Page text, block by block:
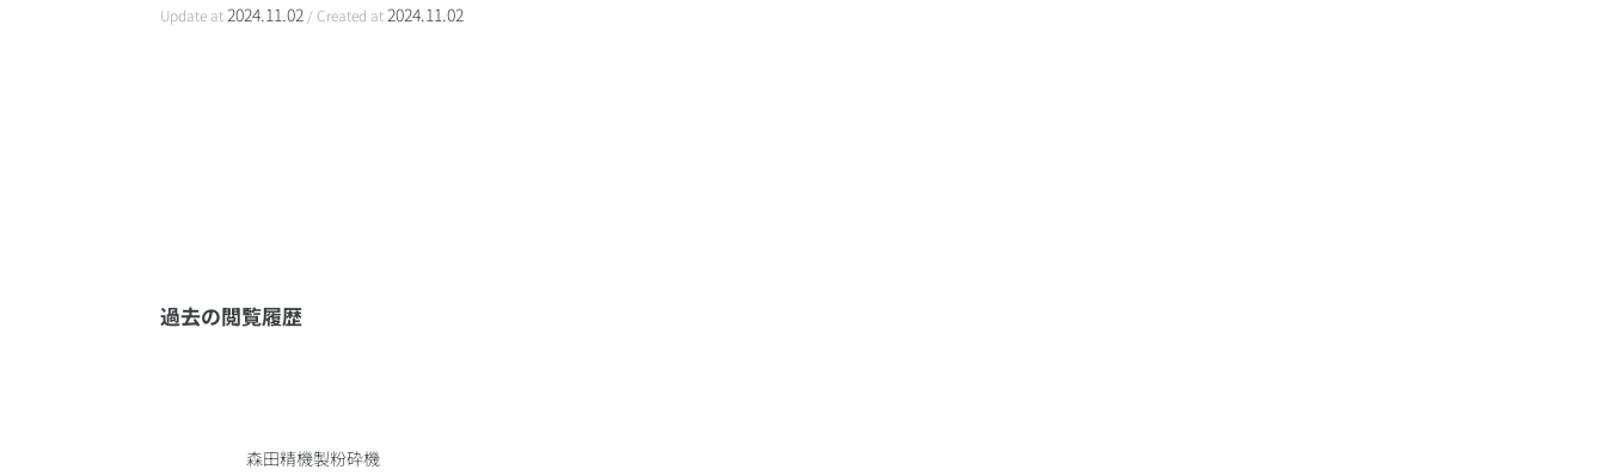
Update at2024.11.02 / Created at2024.11.02
過去の閲覧履歴